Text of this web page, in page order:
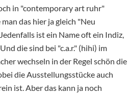
in "contemporary art ruhr"
das hier ja gleich "Neu
ist ein Name oft ein Indiz,
die sind bei "c.a.r." (hihi) im
wechseln in der Regel schön die
die Ausstellungsstücke auch
ist. Aber das kann ja noch